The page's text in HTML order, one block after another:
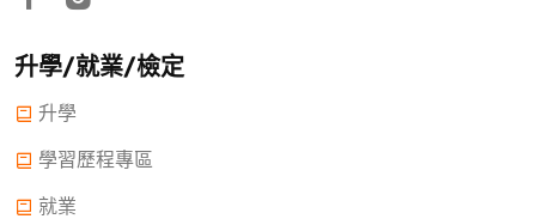
升學/就業/檢定
升學
學習歷程專區
就業